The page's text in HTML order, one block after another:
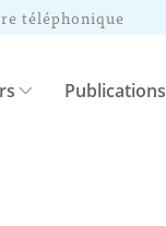
téléphonique
Publications